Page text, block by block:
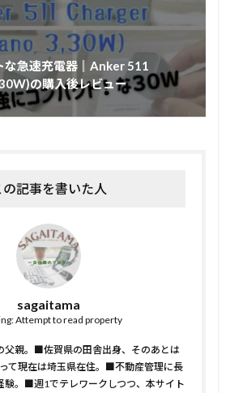
な急速充電器║Anker 511
の購入後レビュー
の記事を書いた人
sagaitama
Attempt to read property
親。■佐賀県の田舎出身、そのあとは
て現在は埼玉県在住。■不動産管理に長
験。■週1でテレワークしつつ、本サイト